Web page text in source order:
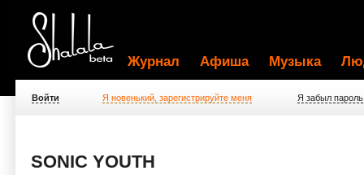
Журнал Афиша Музыка
Войти Я новенький, зарегистрируйте меня Я забыл пароль
SONIC YOUTH